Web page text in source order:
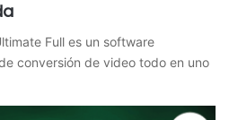
Full es un software
conversión de video todo en uno